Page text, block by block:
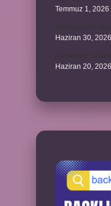
Temmuz 1, 2026
Haziran 30, 2026
Haziran 20, 2026